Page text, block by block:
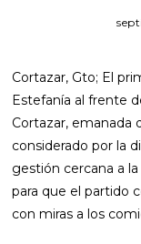
Cortazar, Gto; El
Estefanía al frente
Cortazar, emanada
considerado por la
gestión cercana a
para que el partido
con miras a los